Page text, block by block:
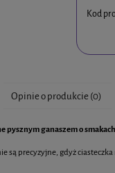
Kod
nie zawiera ewentualnych
Opinie o produkcie (0)
pysznym ganaszem o
są precyzyjne, gdyż